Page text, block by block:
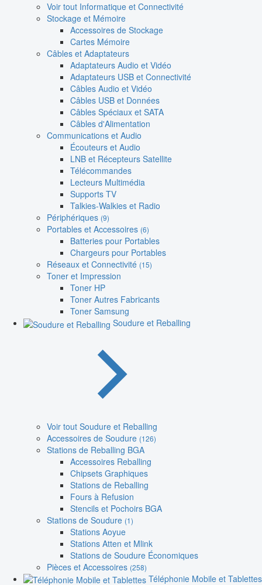
Voir tout Informatique et Connectivité
Stockage et Mémoire
Accessoires de Stockage
Cartes Mémoire
Câbles et Adaptateurs
Adaptateurs Audio et Vidéo
Adaptateurs USB et Connectivité
Câbles Audio et Vidéo
Câbles USB et Données
Câbles Spéciaux et SATA
Câbles d'Alimentation
Communications et Audio
Écouteurs et Audio
LNB et Récepteurs Satellite
Télécommandes
Lecteurs Multimédia
Supports TV
Talkies-Walkies et Radio
Périphériques (9)
Portables et Accessoires (6)
Batteries pour Portables
Chargeurs pour Portables
Réseaux et Connectivité (15)
Toner et Impression
Toner HP
Toner Autres Fabricants
Toner Samsung
Soudure et Reballing
Voir tout Soudure et Reballing
Accessoires de Soudure (126)
Stations de Reballing BGA
Accessoires Reballing
Chipsets Graphiques
Stations de Reballing
Fours à Refusion
Stencils et Pochoirs BGA
Stations de Soudure (1)
Stations Aoyue
Stations Atten et Mlink
Stations de Soudure Économiques
Pièces et Accessoires (258)
Téléphonie Mobile et Tablettes